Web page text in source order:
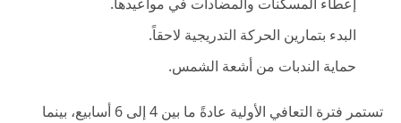
البدء بتمارين الحركة التدريجية لاحقاً.
حماية الندبات من أشعة الشمس.
تستمر فترة التعافي الأولية عادةً ما بين 4 إلى 6 أسابيع، بينما